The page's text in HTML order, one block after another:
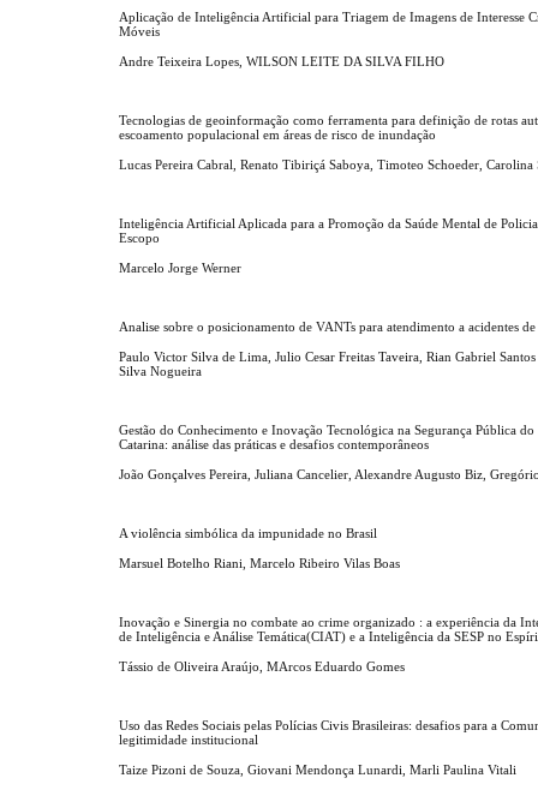
Aplicação de Inteligência Artificial para Triagem de Imagens de Interesse
Móveis
Andre Teixeira Lopes, WILSON LEITE DA SILVA FILHO
Tecnologias de geoinformação como ferramenta para definição de rotas
escoamento populacional em áreas de risco de inundação
Lucas Pereira Cabral, Renato Tibiriçá Saboya, Timoteo Schoeder, Carolina
Inteligência Artificial Aplicada para a Promoção da Saúde Mental de
Escopo
Marcelo Jorge Werner
Analise sobre o posicionamento de VANTs para atendimento a acidentes
Paulo Victor Silva de Lima, Julio Cesar Freitas Taveira, Rian Gabriel
Silva Nogueira
Gestão do Conhecimento e Inovação Tecnológica na Segurança Pública do
Catarina: análise das práticas e desafios contemporâneos
João Gonçalves Pereira, Juliana Cancelier, Alexandre Augusto Biz,
A violência simbólica da impunidade no Brasil
Marsuel Botelho Riani, Marcelo Ribeiro Vilas Boas
Inovação e Sinergia no combate ao crime organizado : a experiência da
de Inteligência e Análise Temática(CIAT) e a Inteligência da SESP no
Tássio de Oliveira Araújo, MArcos Eduardo Gomes
Uso das Redes Sociais pelas Polícias Civis Brasileiras: desafios para a
legitimidade institucional
Taize Pizoni de Souza, Giovani Mendonça Lunardi, Marli Paulina Vitali